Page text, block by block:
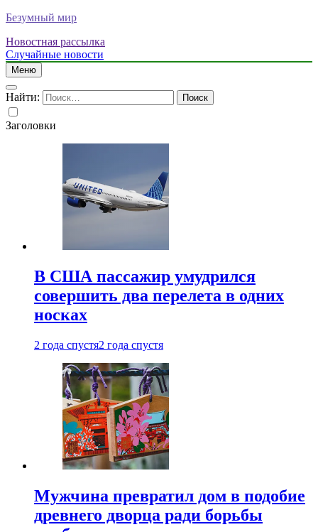
Безумный мир
Новостная рассылка
Случайные новости
Меню
Найти:
Заголовки
В США пассажир умудрился
совершить два перелета в одних
носках
2 года спустя2 года спустя
Мужчина превратил дом в подобие
древнего дворца ради борьбы